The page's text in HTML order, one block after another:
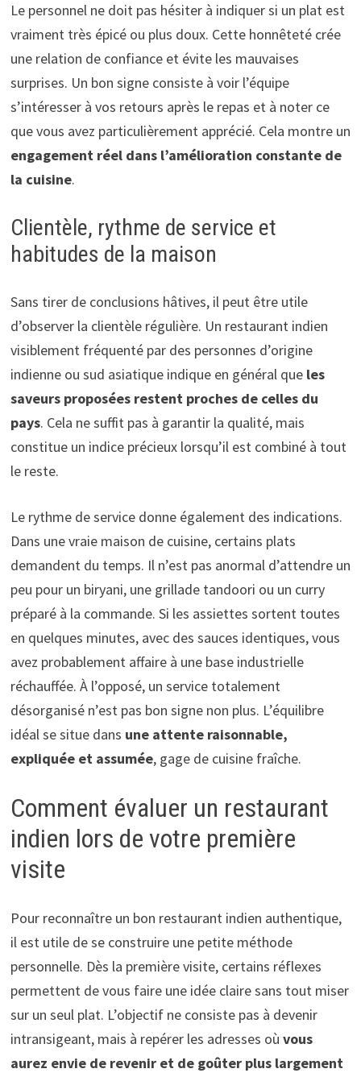
Le personnel ne doit pas hésiter à indiquer si un plat est
vraiment très épicé ou plus doux. Cette honnêteté crée
une relation de confiance et évite les mauvaises
surprises. Un bon signe consiste à voir l’équipe
s’intéresser à vos retours après le repas et à noter ce
que vous avez particulièrement apprécié. Cela montre un
engagement réel dans l’amélioration constante de
la cuisine.
Clientèle, rythme de service et
habitudes de la maison
Sans tirer de conclusions hâtives, il peut être utile
d’observer la clientèle régulière. Un restaurant indien
visiblement fréquenté par des personnes d’origine
indienne ou sud asiatique indique en général que les
saveurs proposées restent proches de celles du
pays. Cela ne suffit pas à garantir la qualité, mais
constitue un indice précieux lorsqu’il est combiné à tout
le reste.
Le rythme de service donne également des indications.
Dans une vraie maison de cuisine, certains plats
demandent du temps. Il n’est pas anormal d’attendre un
peu pour un biryani, une grillade tandoori ou un curry
préparé à la commande. Si les assiettes sortent toutes
en quelques minutes, avec des sauces identiques, vous
avez probablement affaire à une base industrielle
réchauffée. À l’opposé, un service totalement
désorganisé n’est pas bon signe non plus. L’équilibre
idéal se situe dans une attente raisonnable,
expliquée et assumée, gage de cuisine fraîche.
Comment évaluer un restaurant
indien lors de votre première
visite
Pour reconnaître un bon restaurant indien authentique,
il est utile de se construire une petite méthode
personnelle. Dès la première visite, certains réflexes
permettent de vous faire une idée claire sans tout miser
sur un seul plat. L’objectif ne consiste pas à devenir
intransigeant, mais à repérer les adresses où vous
aurez envie de revenir et de goûter plus largement